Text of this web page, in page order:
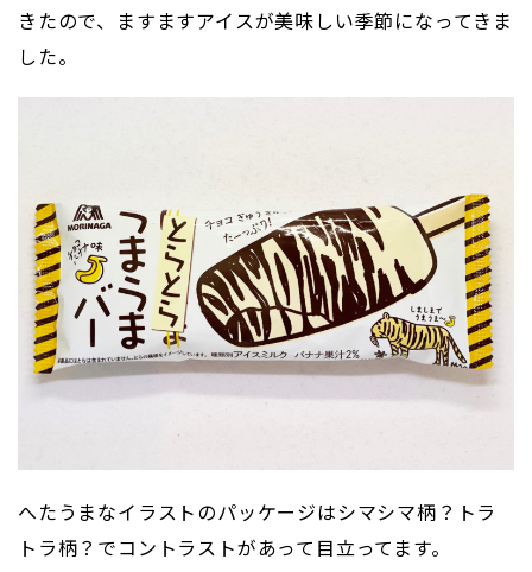
きたので、ますますアイスが美味しい季節になってきま
した。
へたうまなイラストのパッケージはシマシマ柄？トラ
トラ柄？でコントラストがあって目立ってます。